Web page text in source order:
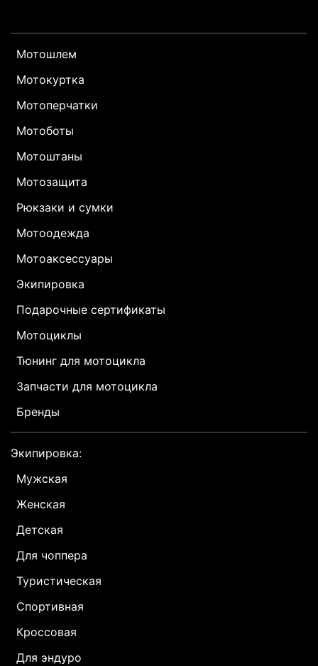
Мотошлем
Мотокуртка
Мотоперчатки
Мотоботы
Мотоштаны
Мотозащита
Рюкзаки и сумки
Мотоодежда
Мотоаксессуары
Экипировка
Подарочные сертификаты
Мотоциклы
Тюнинг для мотоцикла
Запчасти для мотоцикла
Бренды
Экипировка:
Мужская
Женская
Детская
Для чоппера
Туристическая
Спортивная
Кроссовая
Для эндуро